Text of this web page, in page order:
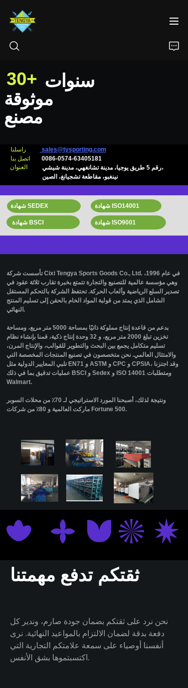
30+
راسلنا
sales@tysporting.com
اتصل بنا
0086-0574-63405181
العنوان
رقم 5 طريق يوجيا، مدينة تشانغهي، مدينة شيشي،
نينغبو، مقاطعة تشجيانغ، الصين
مصنع
شهادة BSCI
شهادة SEDEX
شهادة ISO9001
شهادة ISO14001
تأسست شركة Cixi Tengya Sports Goods Co., Ltd. في عام 1996،
وهي مؤسسة عالمية للتصنيع والتجارة تتمتع بخبرة تقارب ثلاثة عقود في
تصدير السلع الرياضية وألعاب الحركة. تحتفظ الشركة بالتحكم المستقل
الشامل الذي يمتد من قولبة المواد الخام بالحقن إلى تسليم المنتج
النهائي.
بدعم من قاعدة إنتاج مملوكة ذاتيًا بمساحة 5000 متر مربع، ومساحة
تخزين تبلغ 2000 متر مربع، و 32 وحدة إنتاج ذكية، قمنا بإنشاء نظام
تسليم متكامل يجمع بين البحث والتطوير للقوالب، والإنتاج المرن،
والامتثال العالمي. نحن متخصصون في تصنيع المنتجات المخصصة التي
تلبي المعايير الدولية مثل EN71 و ASTM و CPC و CPSIA، وقد اجتزنا
عمليات تدقيق بما في ذلك BSCI و Sedex و ISO 14001 ومتطلبات
Walmart.
ونتيجة لذلك، أصبحنا المورد الاستراتيجي لـ 70٪ من محلات السوبر
ماركت العالمية و 80٪ من شركات Fortune 500.
ثقتكم تدفع مهمتنا
نحن نرد على ثقتكم بضمان جودة صارم، وندير كل
دفعة بدقة لضمان الالتزام بالمواعيد النهائية. نرى
أنفسنا أوصياء على سمعة علامتكم التجارية التي
اكتسبتموها بشق الأنفس.
الرئيسية
المنتجات
أخبار